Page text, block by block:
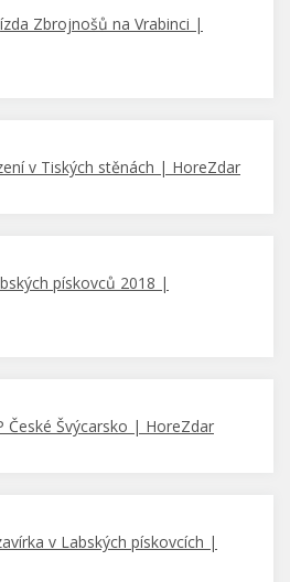
Zbrojnošů na Vrabinci |
v Tiských stěnách | HoreZdar
pískovců 2018 |
České Švýcarsko | HoreZdar
v Labských pískovcích |